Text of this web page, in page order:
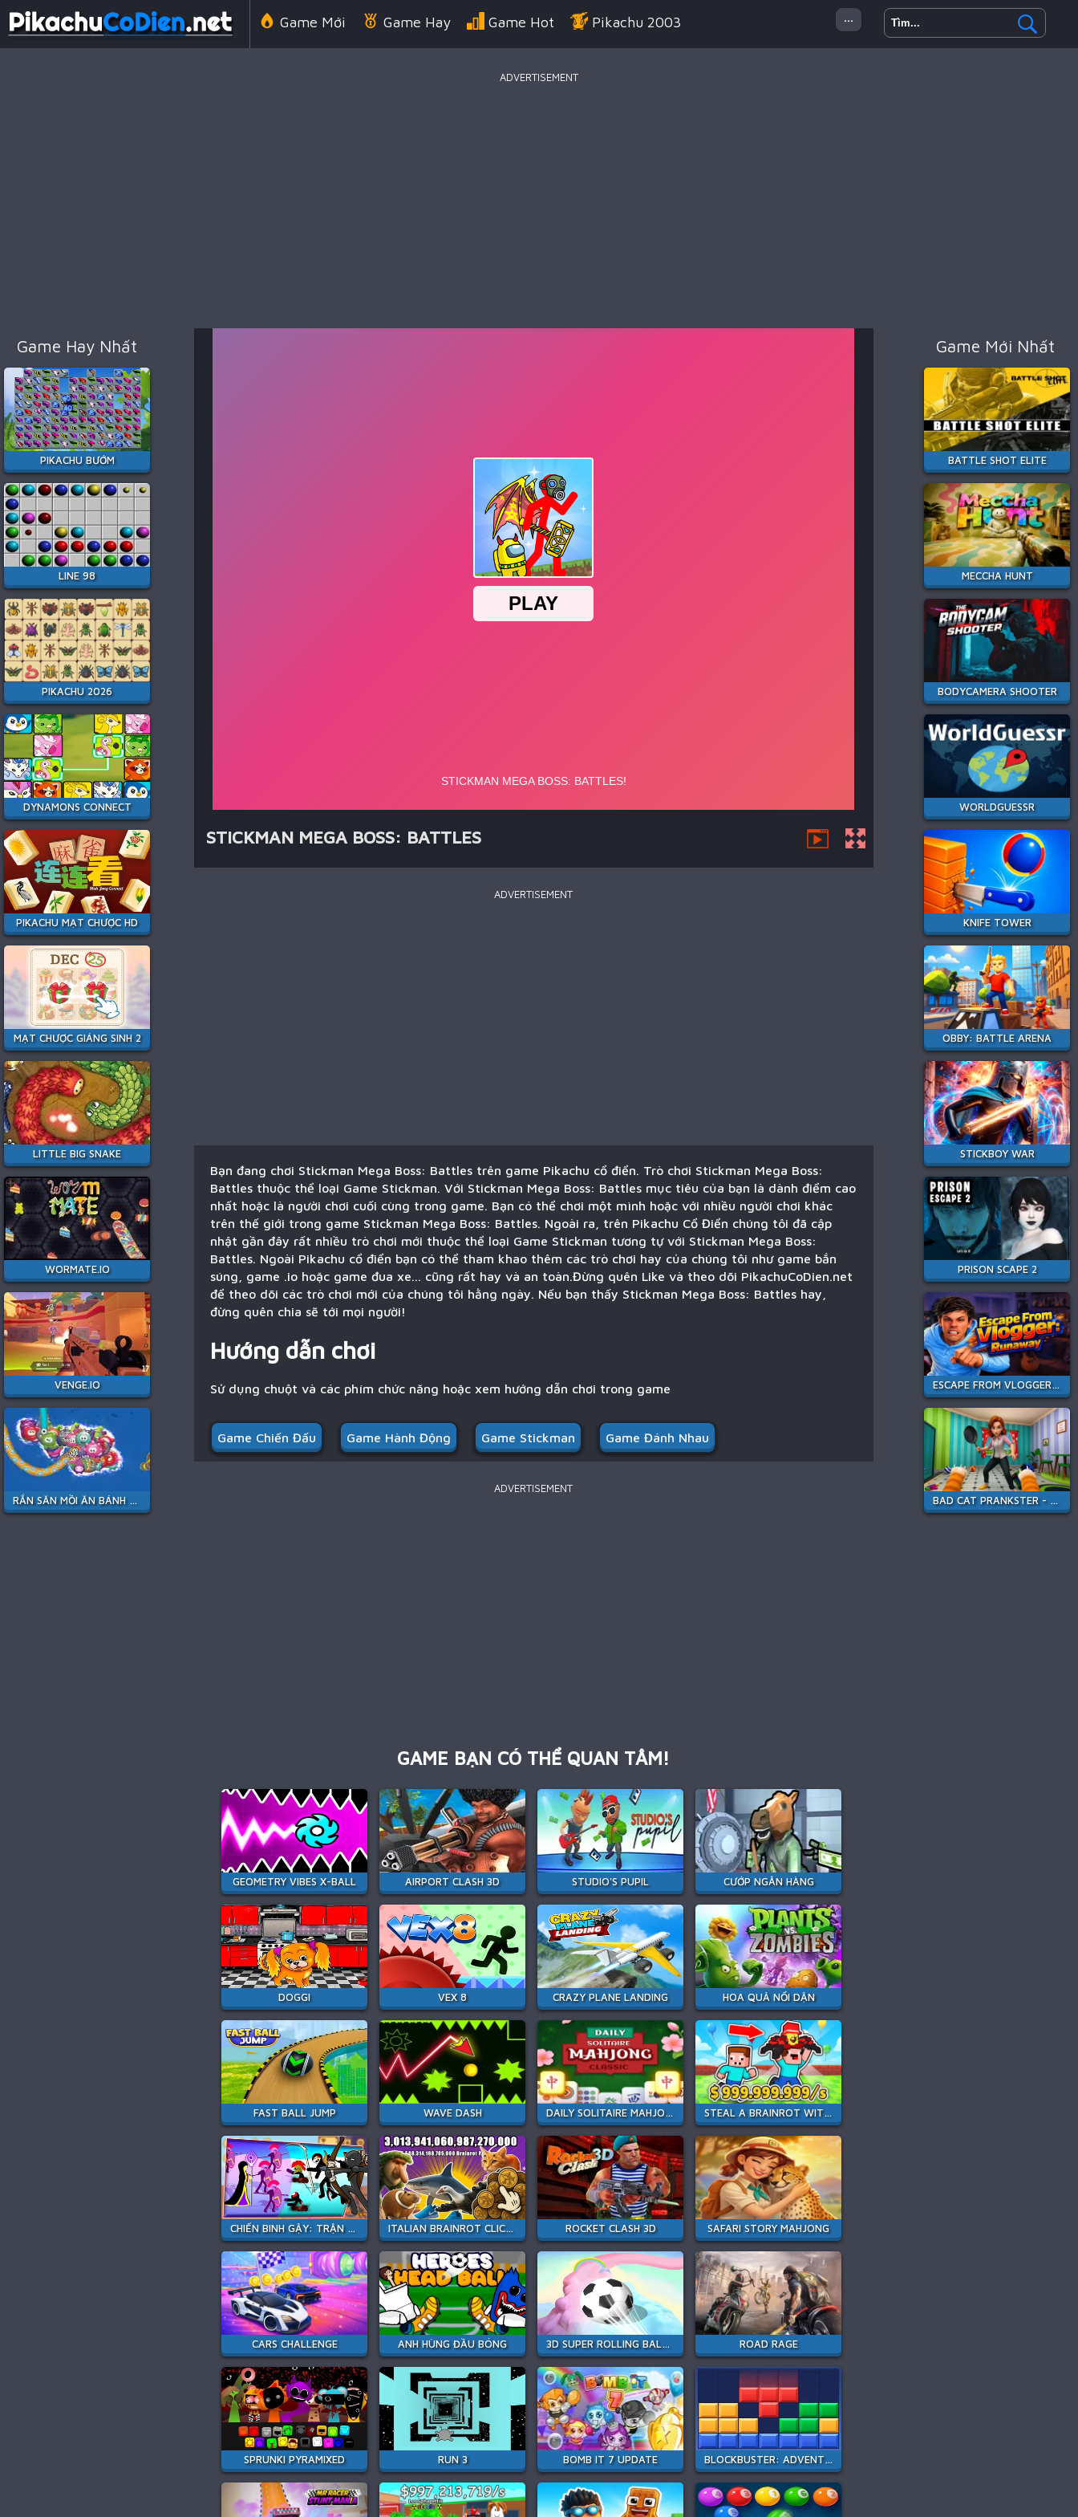
...
Game Mới Game Hay Game Hot Pikachu 2003
ADVERTISEMENT
Game Hay Nhất
PIKACHU BƯỚM
LINE 98
PIKACHU 2026
DYNAMONS CONNECT
PIKACHU MẠT CHƯỢC HD
MẠT CHƯỢC GIÁNG SINH 2
LITTLE BIG SNAKE
WORMATE.IO
VENGE.IO
RẮN SĂN MỒI ĂN BÁNH KẸO
STICKMAN MEGA BOSS: BATTLES
ADVERTISEMENT
Bạn đang chơi Stickman Mega Boss: Battles trên game Pikachu cổ điển. Trò chơi Stickman Mega Boss:
Battles thuộc thể loại Game Stickman. Với Stickman Mega Boss: Battles mục tiêu của bạn là dành điểm cao
nhất hoặc là người chơi cuối cùng trong game. Bạn có thể chơi một mình hoặc với nhiều người chơi khác
trên thế giới trong game Stickman Mega Boss: Battles. Ngoài ra, trên Pikachu Cổ Điển chúng tôi đã cập
nhật gần đây rất nhiều trò chơi mới thuộc thể loại Game Stickman tương tự với Stickman Mega Boss:
Battles. Ngoài Pikachu cổ điển bạn có thể tham khao thêm các trò chơi hay của chúng tôi như game bắn
súng, game .io hoặc game đua xe... cũng rất hay và an toàn.Đừng quên Like và theo dõi PikachuCoDien.net
để theo dõi các trò chơi mới của chúng tôi hằng ngày. Nếu bạn thấy Stickman Mega Boss: Battles hay,
đừng quên chia sẽ tới mọi người!
Hướng dẫn chơi
Sử dụng chuột và các phím chức năng hoặc xem hướng dẫn chơi trong game
Game Chiến Đấu Game Hành Động Game Stickman Game Đánh Nhau
ADVERTISEMENT
GAME BẠN CÓ THỂ QUAN TÂM!
GEOMETRY VIBES X-BALL AIRPORT CLASH 3D STUDIO'S PUPIL CƯỚP NGÂN HÀNG
DOGGI VEX 8 CRAZY PLANE LANDING HOA QUẢ NỔI DẬN
FAST BALL JUMP WAVE DASH DAILY SOLITAIRE MAHJONG CLASSIC STEAL A BRAINROT WITH NOOB AND PRO!
CHIẾN BINH GẬY: TRẬN CHIẾN MỚI ITALIAN BRAINROT CLICKER 2 ROCKET CLASH 3D SAFARI STORY MAHJONG
CARS CHALLENGE ANH HÙNG ĐẦU BÓNG 3D SUPER ROLLING BALL RACE ROAD RAGE
SPRUNKI PYRAMIXED RUN 3 BOMB IT 7 UPDATE BLOCKBUSTER: ADVENTURES PUZZLE
Game Mới Nhất
BATTLE SHOT ELITE
MECCHA HUNT
BODYCAMERA SHOOTER
WORLDGUESSR
KNIFE TOWER
OBBY: BATTLE ARENA
STICKBOY WAR
PRISON SCAPE 2
ESCAPE FROM VLOGGER: RUNAWAY
BAD CAT PRANKSTER - MOM IS RETURN